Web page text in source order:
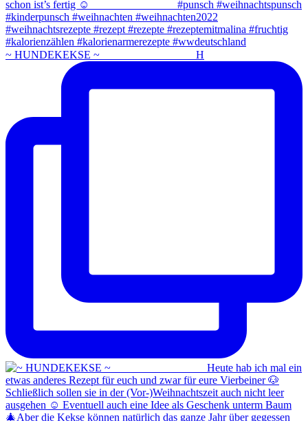
~ HUNDEKEKSE ~ ⠀⠀⠀⠀⠀⠀⠀⠀⠀⠀⠀ H